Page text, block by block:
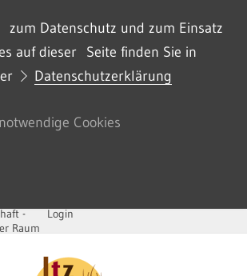
Datenschutz und zum Einsatz
auf dieser Seite finden Sie in
Datenschutzerklärung
Cookies
-
Raum
Login